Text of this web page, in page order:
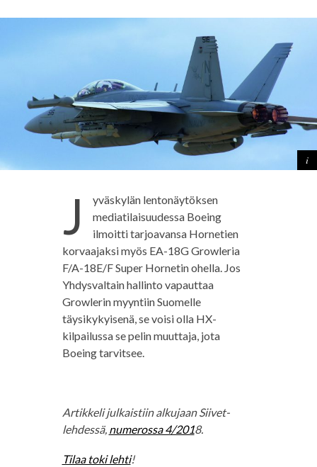
J
yväskylän lentonäytöksen
mediatilaisuudessa Boeing
ilmoitti tarjoavansa Hornetien
korvaajaksi myös EA-18G Growleria
F/A-18E/F Super Hornetin ohella. Jos
Yhdysvaltain hallinto vapauttaa
Growlerin myyntiin Suomelle
täysikykyisenä, se voisi olla HX-
kilpailussa se pelin muuttaja, jota
Boeing tarvitsee.
Artikkeli julkaistiin alkujaan Siivet-
lehdessä, numerossa 4/2018.
Tilaa toki lehti!